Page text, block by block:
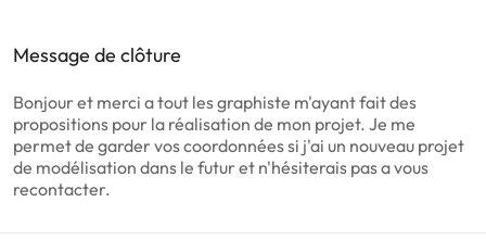
Message de clôture
Bonjour et merci a tout les graphiste m'ayant fait des
propositions pour la réalisation de mon projet. Je me
permet de garder vos coordonnées si j'ai un nouveau projet
de modélisation dans le futur et n'hésiterais pas a vous
recontacter.